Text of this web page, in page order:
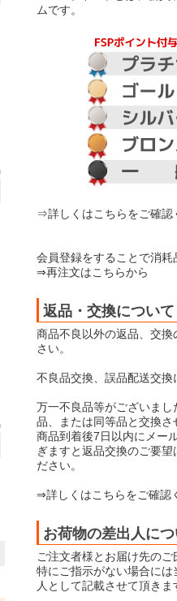
ムです。
⇒詳しくはこちらをご確認
会員登録をすることで消
⇒再注文はこちらから
返品・交換について
商品不良以外の返品、交
さい。
不良品交換、誤品配送交
万一不良品等がございま
品、または同等品と交換
商品到着後7日以内にメー
ぎますと返品交換のご要
ださい。
⇒詳しくはこちらをご確認
お荷物の差出人に
ご注文者様とお届け先の
特にご指示がない場合に
人として記載させて頂きま